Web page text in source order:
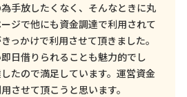
手放したくなく、そんなときに丸
ジで他にも資金調達で利用されて
っかけで利用させて頂きました。
日借りられることも魅力的でし
たので満足しています。運営資金
させて頂こうと思います。